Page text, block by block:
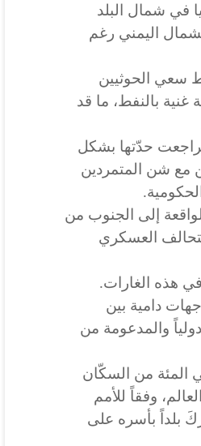
في شمال البلد
اليمني رغم
سعي الحوثيين
بالنفط، ما قد
حدّتها بشكل
مع شن المتمردين
إلى الجنوب من
العسكري
هذه الغارات.
اليمن الذي اندلع عام 2014، مواجهات دامية بين
والمدعومة من
عشرات آلاف القتلى ودفع نحو 80 في المئة من السكّان
وفقاً للأمم
بلداً بأسره على